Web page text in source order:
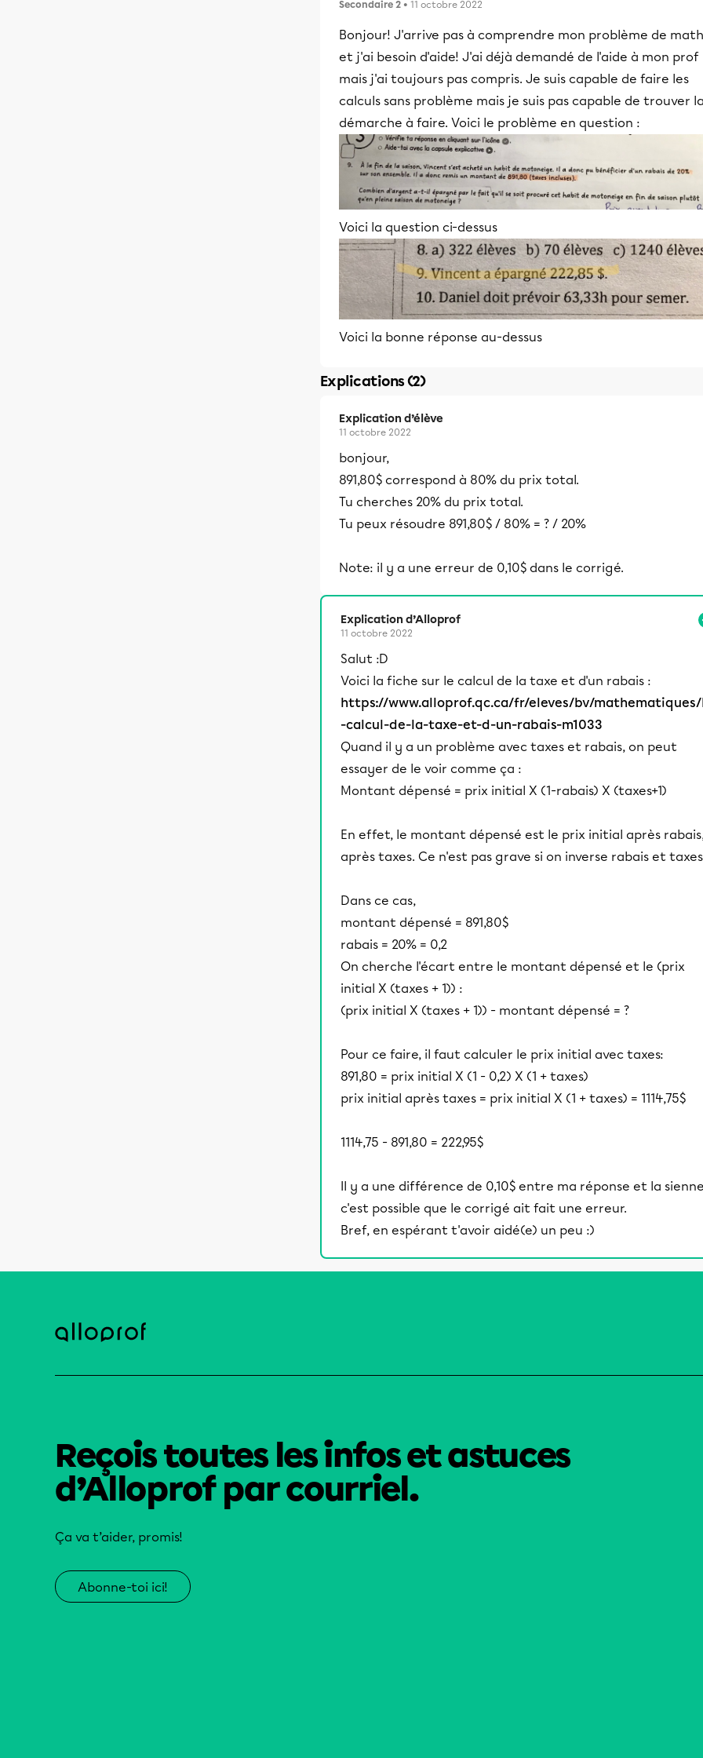
Secondaire 2 • 11 octobre 2022
Bonjour! J'arrive pas à comprendre mon problème de math
et j'ai besoin d'aide! J'ai déjà demandé de l'aide à mon prof
mais j'ai toujours pas compris. Je suis capable de faire les
calculs sans problème mais je suis pas capable de trouver
démarche à faire. Voici le problème en question :
Voici la question ci-dessus
Voici la bonne réponse au-dessus
Explications (2)
Explication d’élève
11 octobre 2022
bonjour,
891,80$ correspond à 80% du prix total.
Tu cherches 20% du prix total.
Tu peux résoudre 891,80$ / 80% = ? / 20%
Note: il y a une erreur de 0,10$ dans le corrigé.
Explication d’Alloprof
11 octobre 2022
Salut :D
Voici la fiche sur le calcul de la taxe et d'un rabais :
https://www.alloprof.qc.ca/fr/eleves/bv/
-calcul-de-la-taxe-et-d-un-rabais-m1033
Quand il y a un problème avec taxes et rabais, on peut
essayer de le voir comme ça :
Montant dépensé = prix initial X (1-rabais) X (taxes+1)
En effet, le montant dépensé est le prix initial après
après taxes. Ce n'est pas grave si on inverse rabais et
Dans ce cas,
montant dépensé = 891,80$
rabais = 20% = 0,2
On cherche l'écart entre le montant dépensé et le (prix
initial X (taxes + 1)) :
(prix initial X (taxes + 1)) - montant dépensé = ?
Pour ce faire, il faut calculer le prix initial avec taxes:
891,80 = prix initial X (1 - 0,2) X (1 + taxes)
prix initial après taxes = prix initial X (1 + taxes) = 1114,75$
1114,75 - 891,80 = 222,95$
Il y a une différence de 0,10$ entre ma réponse et la
c'est possible que le corrigé ait fait une erreur.
Bref, en espérant t'avoir aidé(e) un peu :)
Reçois toutes les infos et astuces
d’Alloprof par courriel.
Ça va t’aider, promis!
Abonne-toi ici!